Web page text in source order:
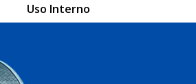
Uso Interno